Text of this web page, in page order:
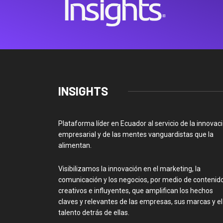
INSIGHTS
Plataforma líder en Ecuador al servicio de la
empresarial y de las mentes vanguardistas que la
alimentan.
Visibilizamos la innovación en el marketing, la
comunicación y los negocios, por medio de
creativos e influyentes, que amplifican los hechos
claves y relevantes de las empresas, sus marcas y el
talento detrás de ellas.